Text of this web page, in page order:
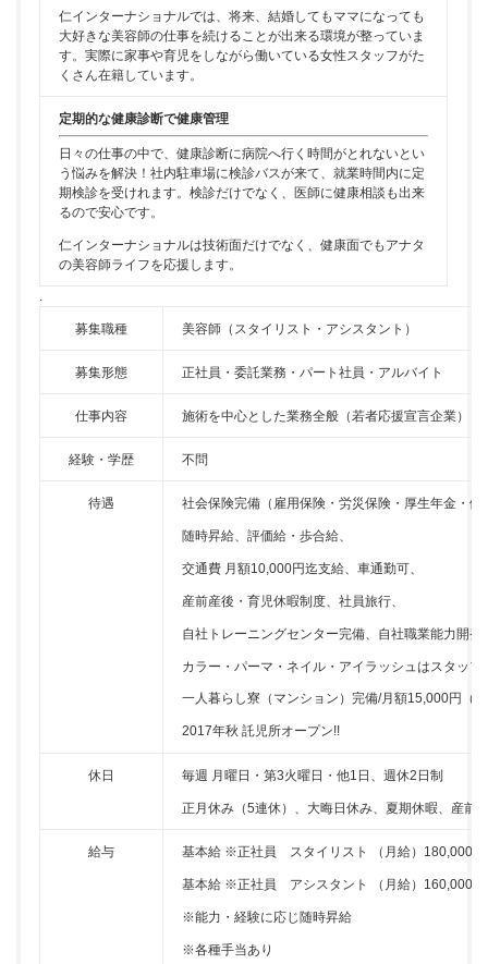
仁インターナショナルでは、将来、結婚してもママになっても
大好きな美容師の仕事を続けることが出来る環境が整っていま
す。実際に家事や育児をしながら働いている女性スタッフがた
くさん在籍しています。
定期的な健康診断で健康管理
日々の仕事の中で、健康診断に病院へ行く時間がとれないとい
う悩みを解決！社内駐車場に検診バスが来て、就業時間内に定
期検診を受けれます。検診だけでなく、医師に健康相談も出来
るので安心です。
仁インターナショナルは技術面だけでなく、健康面でもアナタ
の美容師ライフを応援します。
募集職種 美容師（スタイリスト・アシスタント）
募集形態 正社員・委託業務・パート社員・アルバイト
仕事内容 施術を中心とした業務全般（若者応援宣言企業）
経験・学歴 不問
待遇 社会保険完備（雇用保険・労災保険・厚生年金・健
随時昇給、評価給・歩合給、
交通費 月額10,000円迄支給、車通勤可、
産前産後・育児休暇制度、社員旅行、
自社トレーニングセンター完備、自社職業能力開
カラー・パーマ・ネイル・アイラッシュはスタッ
一人暮らし寮（マンション）完備/月額15,000円（
2017年秋 託児所オープン!!
休日 毎週 月曜日・第3火曜日・他1日、週休2日制
正月休み（5連休）、大晦日休み、夏期休暇、産前
給与 基本給 ※正社員 スタイリスト （月給）180,000円
基本給 ※正社員 アシスタント （月給）160,000円
※能力・経験に応じ随時昇給
※各種手当あり